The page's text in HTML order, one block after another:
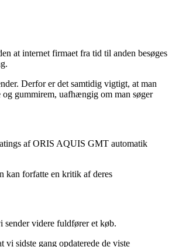
at internet firmaet fra tid til anden besøges
Derfor er det samtidig vigtigt, at man
gummirem, uafhængig om man søger
af ORIS AQUIS GMT automatik
kan forfatte en kritik af deres
sender videre fuldfører et køb.
sidste gang opdaterede de viste